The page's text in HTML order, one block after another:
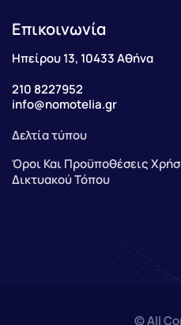
Επικοινωνία
Ηπείρου 13, 10433 Αθήνα
210 8227952
info@nomotelia.gr
Δελτία τύπου
Όροι Και Προϋποθέσεις
Δικτυακού Τόπου
© All